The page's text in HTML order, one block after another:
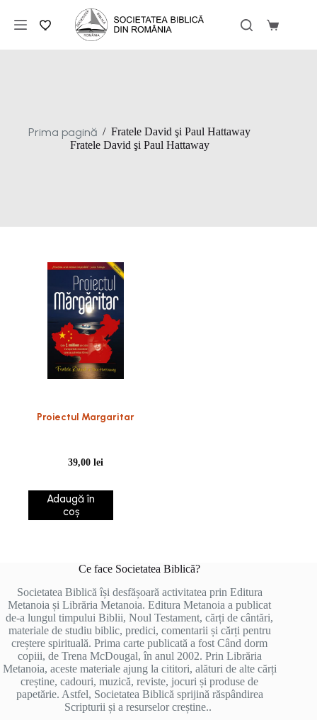
conținut
Coș
Prima pagină / Fratele David şi Paul Hattaway
Fratele David şi Paul Hattaway
Proiectul Margaritar
39,00lei
Adaugă în
coș
Ce face Societatea Biblică?
Societatea Biblică își desfășoară activitatea prin Editura
Metanoia și Librăria Metanoia. Editura Metanoia a publicat
de-a lungul timpului Biblii, Noul Testament, cărți de cântări,
materiale de studiu biblic, predici, comentarii și cărți pentru
creștere spirituală. Prima carte publicată a fost Când dorm
copiii, de Trena McDougal, în anul 2002. Prin Librăria
Metanoia, aceste materiale ajung la cititori, alături de alte cărți
creștine, cadouri, muzică, reviste, jocuri și produse de
papetărie. Astfel, Societatea Biblică sprijină răspândirea
Scripturii și a resurselor creștine..